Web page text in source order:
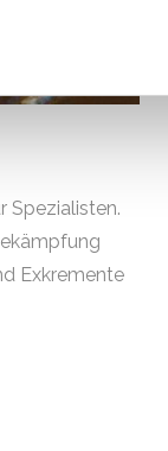
Spezialisten.
Exkremente